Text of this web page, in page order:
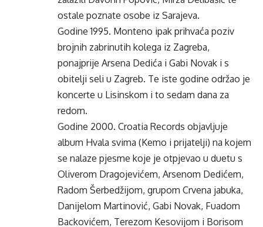
ostale poznate osobe iz Sarajeva.
Godine 1995. Monteno ipak prihvaća poziv
brojnih zabrinutih kolega iz Zagreba,
ponajprije Arsena Dedića i Gabi Novak i s
obitelji seli u Zagreb. Te iste godine održao je
koncerte u Lisinskom i to sedam dana za
redom.
Godine 2000. Croatia Records objavljuje
album Hvala svima (Kemo i prijatelji) na kojem
se nalaze pjesme koje je otpjevao u duetu s
Oliverom Dragojevićem, Arsenom Dedićem,
Radom Šerbedžijom, grupom Crvena jabuka,
Danijelom Martinović, Gabi Novak, Fuadom
Backovićem, Terezom Kesovijom i Borisom